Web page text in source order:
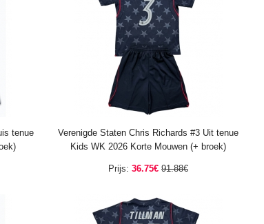
tenue
Verenigde Staten Chris Richards #3 Uit tenue
Kids WK 2026 Korte Mouwen (+ broek)
Prijs: 36.75€ 91.88€